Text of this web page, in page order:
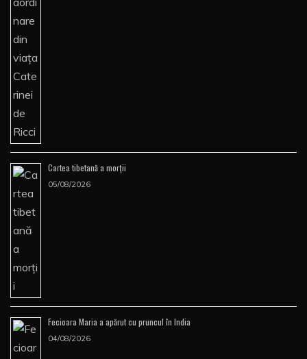
Cartea tibetană a morţii
05/08/2026
Fecioara Maria a apărut cu pruncul în India
04/08/2026